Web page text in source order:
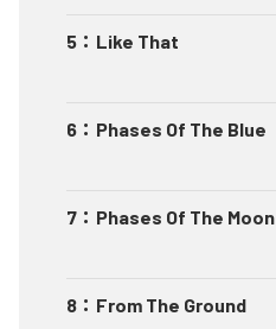
5 ： Like That
6 ： Phases Of The Blue
7 ： Phases Of The Moon
8 ： From The Ground